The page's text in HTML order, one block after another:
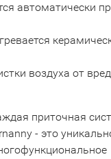
автоматически
воздуха от
приточная
- это